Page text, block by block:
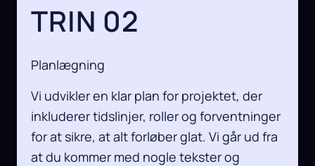
TRIN 02
Planlægning
Vi udvikler en klar plan for projektet, der
inkluderer tidslinjer, roller og forventninger
for at sikre, at alt forløber glat. Vi går ud fra
at du kommer med nogle tekster og